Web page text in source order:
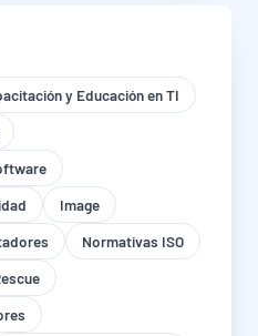
y Educación en TI
Image
Normativas ISO